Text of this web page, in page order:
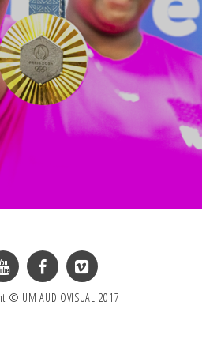
© UM AUDIOVISUAL 2017